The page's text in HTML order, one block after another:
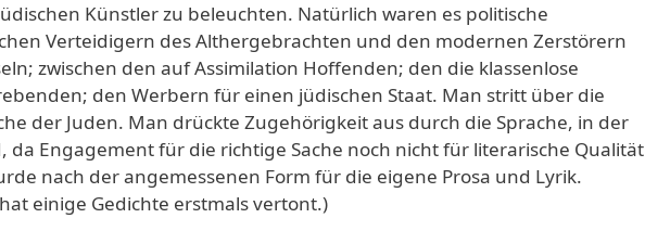
Künstler zu beleuchten. Natürlich waren es politische
Verteidigern des Althergebrachten und den modernen Zerstörern
zwischen den auf Assimilation Hoffenden; den die klassenlose
den Werbern für einen jüdischen Staat. Man stritt über die
der Juden. Man drückte Zugehörigkeit aus durch die Sprache, in der
da Engagement für die richtige Sache noch nicht für literarische Qualität
nach der angemessenen Form für die eigene Prosa und Lyrik.
einige Gedichte erstmals vertont.)